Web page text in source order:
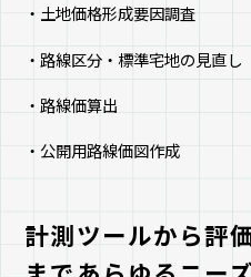
・土地価格形成要因調査
・路線区分・標準宅地の見直し
・路線価算出
・公開用路線価図作成
計測ツールから評